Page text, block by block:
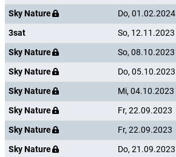
Sky Nature
Do, 01.02.2024
3sat
So, 12.11.2023
Sky Nature
So, 08.10.2023
Sky Nature
Do, 05.10.2023
Sky Nature
Mi, 04.10.2023
Sky Nature
Fr, 22.09.2023
Sky Nature
Fr, 22.09.2023
Sky Nature
Do, 21.09.2023